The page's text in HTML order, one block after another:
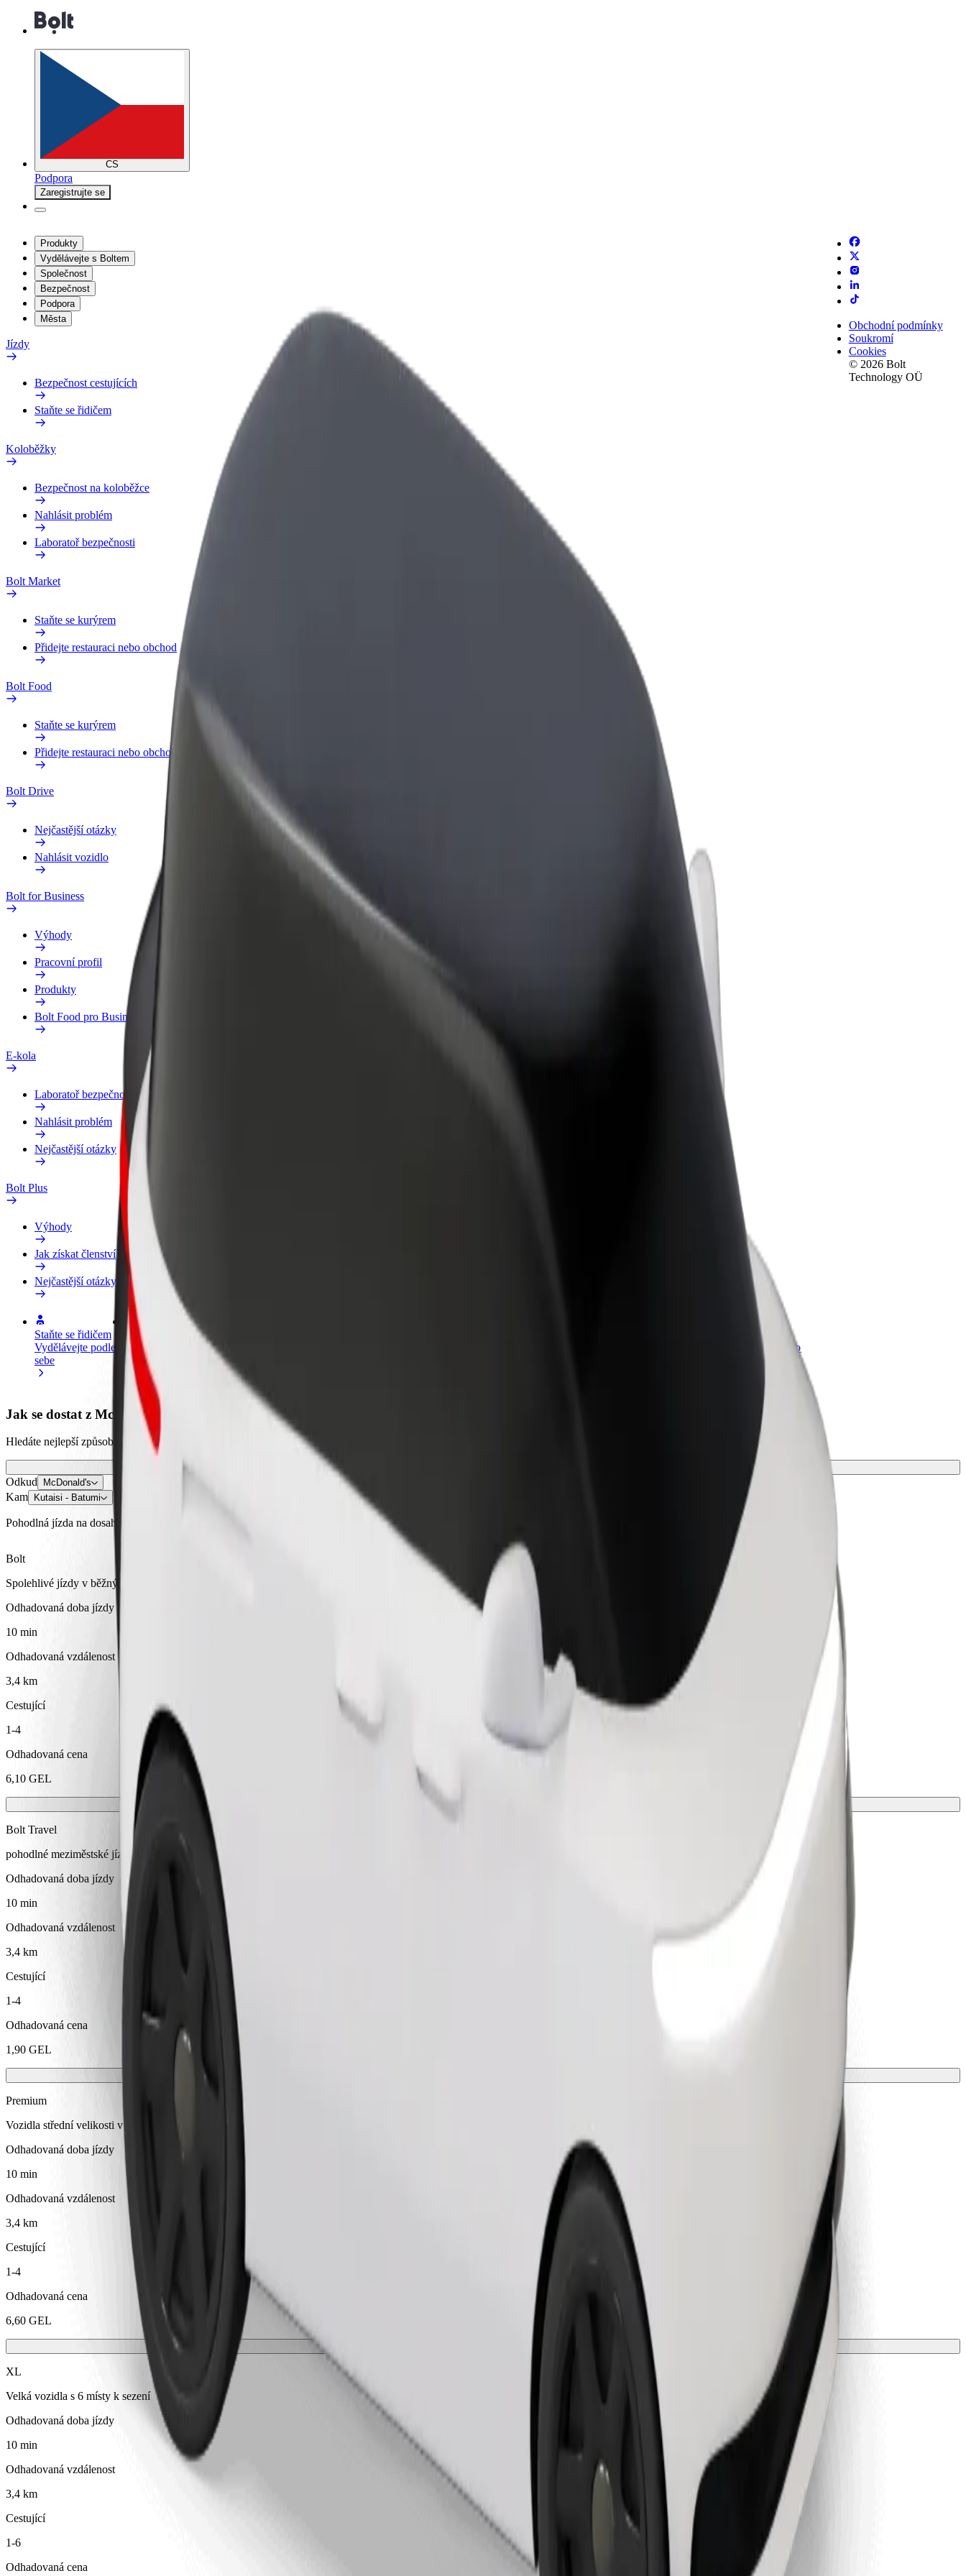
CS
Podpora
Zaregistrujte se
Produkty
Vydělávejte s Boltem
Společnost
Bezpečnost
Podpora
Města
Jízdy
Bezpečnost cestujících
Staňte se řidičem
Koloběžky
Bezpečnost na koloběžce
Nahlásit problém
Laboratoř bezpečnosti
Bolt Market
Staňte se kurýrem
Přidejte restauraci nebo obchod
Bolt Food
Staňte se kurýrem
Přidejte restauraci nebo obchod
Bolt Drive
Nejčastější otázky
Nahlásit vozidlo
Bolt for Business
Výhody
Pracovní profil
Produkty
Bolt Food pro Business
E-kola
Laboratoř bezpečnosti
Nahlásit problém
Nejčastější otázky
Bolt Plus
Výhody
Jak získat členství
Nejčastější otázky
Staňte se řidičem
Vydělávejte podle
sebe
Staňte se kurýrem
Doručujte jídlo a dostávejte výplatu
každý týden
Produkty a služby Boltu přesně pro
Obchodní podmínky
Soukromí
Cookies
© 2026 Bolt
Technology OÜ
Jak se dostat z McDonald's do Kutaisi - Batumi
Hledáte nejlepší způsob, jak se dostat z McDonald's do Kutaisi - Batumi? Prohlédněte si naše služby a najděte tu ideální pro svou cestu.
Odkud McDonald's
Kam Kutaisi - Batumi
Pohodlná jízda na dosah ruky!
Bolt
Spolehlivé jízdy v běžných vozidlech střední velikosti.
Odhadovaná doba jízdy
10 min
Odhadovaná vzdálenost
3,4 km
Cestující
1-4
Odhadovaná cena
6,10 GEL
Bolt Travel
pohodlné meziměstské jízdy
Odhadovaná doba jízdy
10 min
Odhadovaná vzdálenost
3,4 km
Cestující
1-4
Odhadovaná cena
1,90 GEL
Premium
Vozidla střední velikosti v prémiové kategorii s luxusním vybavením
Odhadovaná doba jízdy
10 min
Odhadovaná vzdálenost
3,4 km
Cestující
1-4
Odhadovaná cena
6,60 GEL
XL
Velká vozidla s 6 místy k sezení
Odhadovaná doba jízdy
10 min
Odhadovaná vzdálenost
3,4 km
Cestující
1-6
Odhadovaná cena